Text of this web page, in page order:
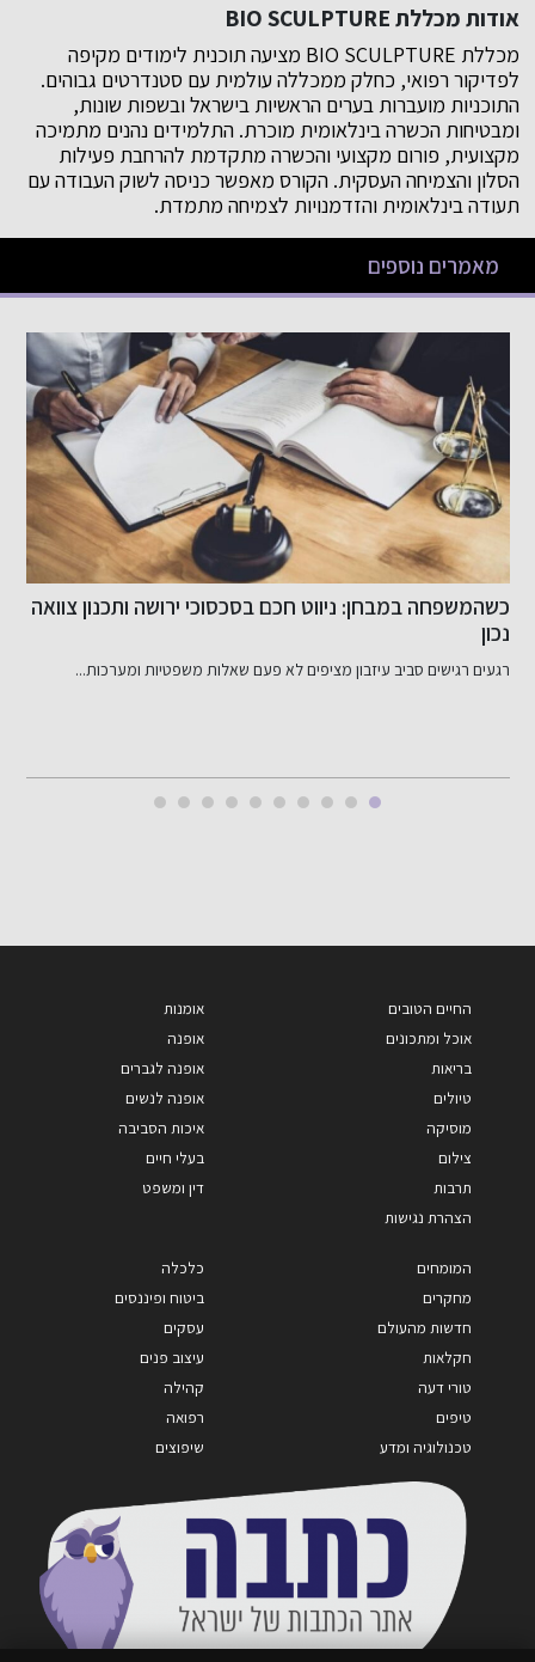
אודות מכללת BIO SCULPTURE
מכללת BIO SCULPTURE מציעה תוכנית לימודים מקיפה
לפדיקור רפואי, כחלק ממכללה עולמית עם סטנדרטים גבוהים.
התוכניות מועברות בערים הראשיות בישראל ובשפות שונות,
ומבטיחות הכשרה בינלאומית מוכרת. התלמידים נהנים מתמיכה
מקצועית, פורום מקצועי והכשרה מתקדמת להרחבת פעילות
הסלון והצמיחה העסקית. הקורס מאפשר כניסה לשוק העבודה עם
תעודה בינלאומית והזדמנויות לצמיחה מתמדת.
מאמרים נוספים
שיפור האשראי שלך בקלות
דירוג אשראי שלי: מה זה ולמה הוא חשוב? דירוג אשראי שלי...
החיים הטובים
אוכל ומתכונים
בריאות
טיולים
מוסיקה
צילום
תרבות
הצהרת נגישות
אומנות
אופנה
אופנה לגברים
אופנה לנשים
איכות הסביבה
בעלי חיים
דין ומשפט
המומחים
מחקרים
חדשות מהעולם
חקלאות
טורי דעה
טיפים
טכנולוגיה ומדע
כלכלה
ביטוח ופיננסים
עסקים
עיצוב פנים
קהילה
רפואה
שיפוצים